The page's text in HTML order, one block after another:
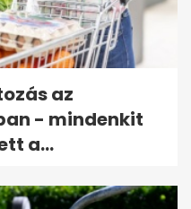
az
- mindenkit
a...